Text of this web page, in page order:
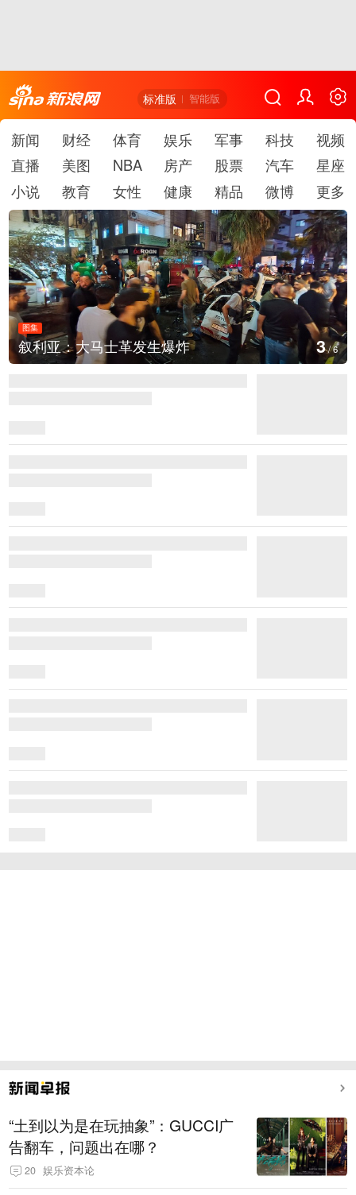
标准版 智能版
新闻 财经 体育 娱乐 军事 科技
视频
直播
美图 NBA 房产 股票 汽车
星座
小说
教育 女性 健康 精品 微博 更多
图集
叙利亚：大马士革发生爆炸 3/6
“土到以为是在玩抽象”：GUCCI广
告翻车，问题出在哪？
20 娱乐资本论